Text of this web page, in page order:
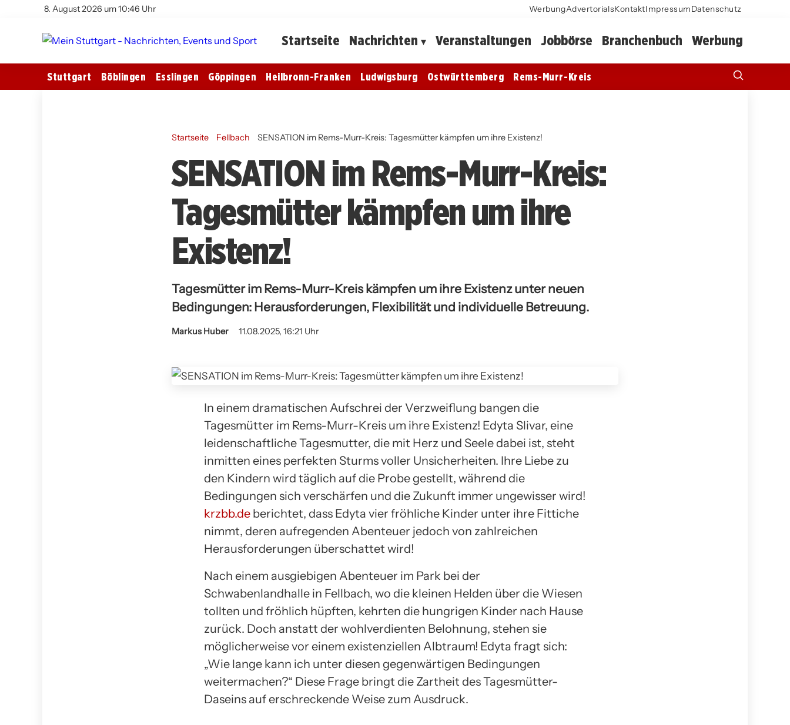
8. August 2026 um 10:46 Uhr WerbungAdvertorialsKontaktImpressumDatenschutz
Startseite Nachrichten Veranstaltungen Jobbörse Branchenbuch Werbung
Stuttgart Böblingen Esslingen Göppingen Heilbronn-Franken Ludwigsburg Ostwürttemberg Rems-Murr-Kreis
Startseite Fellbach SENSATION im Rems-Murr-Kreis: Tagesmütter kämpfen um ihre Existenz!
SENSATION im Rems-Murr-Kreis:
Tagesmütter kämpfen um ihre
Existenz!
Tagesmütter im Rems-Murr-Kreis kämpfen um ihre Existenz unter neuen
Bedingungen: Herausforderungen, Flexibilität und individuelle Betreuung.
Markus Huber 11.08.2025, 16:21 Uhr
In einem dramatischen Aufschrei der Verzweiflung bangen die
Tagesmütter im Rems-Murr-Kreis um ihre Existenz! Edyta Slivar, eine
leidenschaftliche Tagesmutter, die mit Herz und Seele dabei ist, steht
inmitten eines perfekten Sturms voller Unsicherheiten. Ihre Liebe zu
den Kindern wird täglich auf die Probe gestellt, während die
Bedingungen sich verschärfen und die Zukunft immer ungewisser wird!
krzbb.de berichtet, dass Edyta vier fröhliche Kinder unter ihre Fittiche
nimmt, deren aufregenden Abenteuer jedoch von zahlreichen
Herausforderungen überschattet wird!
Nach einem ausgiebigen Abenteuer im Park bei der
Schwabenlandhalle in Fellbach, wo die kleinen Helden über die Wiesen
tollten und fröhlich hüpften, kehrten die hungrigen Kinder nach Hause
zurück. Doch anstatt der wohlverdienten Belohnung, stehen sie
möglicherweise vor einem existenziellen Albtraum! Edyta fragt sich:
„Wie lange kann ich unter diesen gegenwärtigen Bedingungen
weitermachen?“ Diese Frage bringt die Zartheit des Tagesmütter-
Daseins auf erschreckende Weise zum Ausdruck.